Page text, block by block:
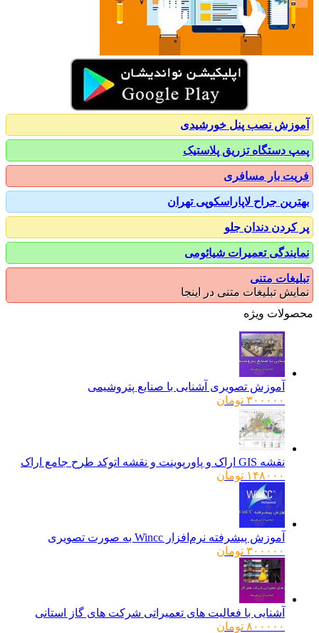
نصب پنل خورشیدی
دستگاه تزریق پلاستیک
بار مسافری
جراح لاپاراسکوپی تهران
دندان جلو
تعمیرات شیائومی
متنی
تبلیغات متنی در اینجا
ویژه
آموزش تصویری آشنایی با صنایع پتروشیمی
۳۰۰۰۰۰ تومان
نقشه GIS اراک و پاورپوینت و نقشه اتوکد طرح جامع اراک
۱۴۸۰۰۰ تومان
آموزش پیشرفته نرم‌افزار Wincc به صورت تصویری
۳۰۰۰۰۰ تومان
آشنایی با فعالیت های تعمیراتی شرکت های گاز استانی
۸۰۰۰۰۰ تومان